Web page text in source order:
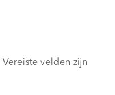
Vereiste velden zijn